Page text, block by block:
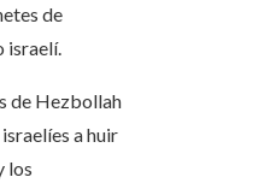
de
israelí.
de Hezbollah
a huir
los